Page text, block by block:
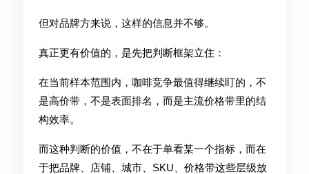
但对品牌方来说，这样的信息并不够。
真正更有价值的，是先把判断框架立住：
在当前样本范围内，咖啡竞争最值得继续盯的，不
是高价带，不是表面排名，而是主流价格带里的结
构效率。
而这种判断的价值，不在于单看某一个指标，而在
于把品牌、店铺、城市、SKU、价格带这些层级放